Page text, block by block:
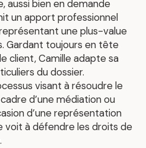
aussi bien en demande
un apport professionnel
une plus-value
Gardant toujours en tête
client, Camille adapte sa
du dossier.
visant à résoudre le
d’une médiation ou
d’une représentation
voit à défendre les droits de
.